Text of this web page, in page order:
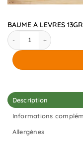
BAUME A LEVRES
quantité de BAUME A LEVRES
Description
Informations
Allergènes